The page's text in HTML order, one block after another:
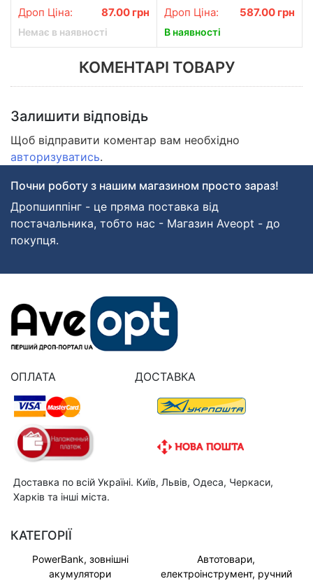
Дроп Ціна: 87.00 грн
Немає в наявності
вібромасаж спини
Дроп Ціна: 587.00 грн
В наявності
КОМЕНТАРІ ТОВАРУ
Залишити відповідь
Щоб відправити коментар вам необхідно
авторизуватись.
Почни роботу з нашим магазином просто зараз!
Дропшиппінг - це пряма поставка від
постачальника, тобто нас - Магазин Aveopt - до
покупця.
ОПЛАТА ДОСТАВКА
Доставка по всій Україні. Київ, Львів, Одеса, Черкаси,
Харків та інші міста.
КАТЕГОРІЇ
PowerBank, зовнішні
акумулятори
Автотовари,
електроінструмент, ручний